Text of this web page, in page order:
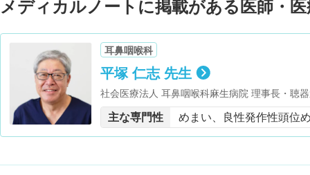
メディカルノートに掲載がある医師・
耳鼻咽喉科
平塚 仁志 先生
社会医療法人 耳鼻咽喉科麻生病院 理事長・聴
医学部博士号
主な専門性 めまい、良性発作性頭位